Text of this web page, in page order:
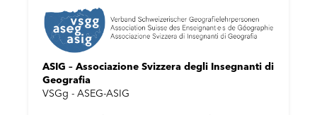
ASIG – Associazione Svizzera degli Insegnanti di
Geografia
VSGg - ASEG-ASIG